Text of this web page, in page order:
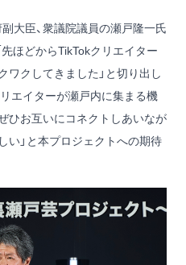
大臣、衆議院議員の瀬戸隆一氏
「先ほどからTikTokクリエイター
ワクしてきました」と切り出し
エイターが瀬戸内に集まる機
ひお互いにコネクトしあいなが
い」と本プロジェクトへの期待